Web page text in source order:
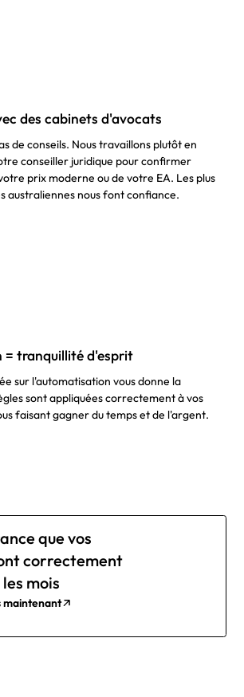
des cabinets d'avocats
de conseils. Nous travaillons plutôt en
conseiller juridique pour confirmer
prix moderne ou de votre EA. Les plus
australiennes nous font confiance.
tranquillité d'esprit
sur l'automatisation vous donne la
sont appliquées correctement à vos
faisant gagner du temps et de l'argent.
que vos
correctement
mois
maintenant